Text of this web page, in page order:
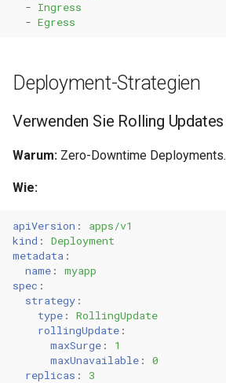
- Ingress
- Egress
Deployment-Strategien
Verwenden Sie Rolling Updates
Warum: Zero-Downtime Deployments.
Wie:
apiVersion :
apps/v1
kind :
Deployment
metadata :
name :
myapp
spec :
strategy :
type :
RollingUpdate
rollingUpdate :
maxSurge :
1
maxUnavailable :
0
replicas : 3